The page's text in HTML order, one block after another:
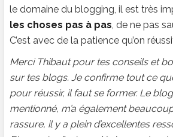
le domaine du blogging, il est très
les choses pas à pas , de ne pas
C’est avec de la patience qu’on
Merci Thibaut pour tes conseils et
sur tes blogs. Je confirme tout ce
pour réussir, il faut se former. Le
mentionné, m’a également
rassure, il y a plein d’excellentes